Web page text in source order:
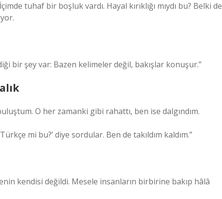
tuhaf bir boşluk vardı. Hayal kırıklığı mıydı bu? Belki de
bir şey var: Bazen kelimeler değil, bakışlar konuşur.”
O her zamanki gibi rahattı, ben ise dalgındım.
mi bu?’ diye sordular. Ben de takıldım kaldım.”
kendisi değildi. Mesele insanların birbirine bakıp hâlâ